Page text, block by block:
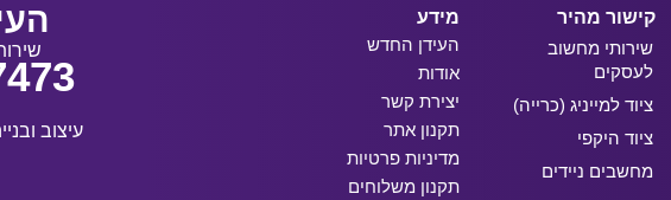
קישור מהיר
שירותי מחשוב
לעסקים
ציוד למייניג (כרייה)
ציוד היקפי
מחשבים ניידים
מידע
העידן החדש
אודות
יצירת קשר
תקנון אתר
מדיניות פרטיות
תקנון משלוחים
עיצוב